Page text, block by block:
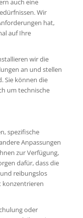
auch eine
Wir
hat,
auf Ihre
wir die
an und stellen
Sie können die
um technische
spezifische
Anpassungen
zur Verfügung,
dafür, dass die
reibungslos
konzentrieren
oder